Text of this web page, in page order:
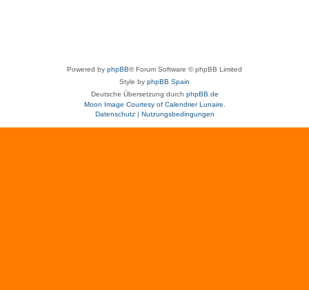
Powered by phpBB® Forum Software © phpBB Limited
Style by phpBB Spain
Deutsche Übersetzung durch phpBB.de
Moon Image Courtesy of Calendrier Lunaire.
Datenschutz| Nutzungsbedingungen